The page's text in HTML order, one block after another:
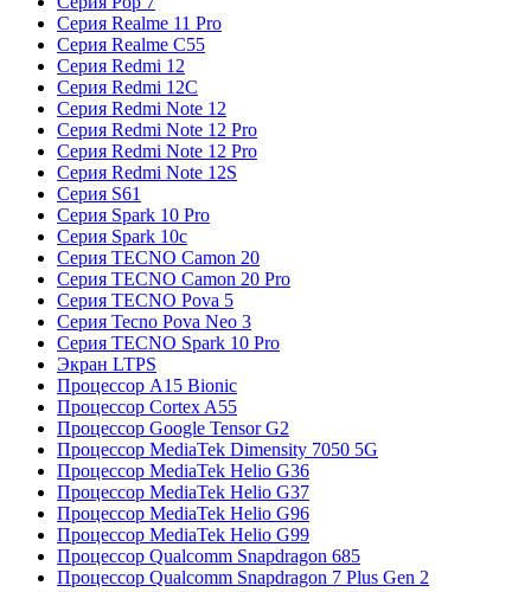
Серия Realme 11 Pro
Серия Realme C55
Серия Redmi 12
Серия Redmi 12C
Серия Redmi Note 12
Серия Redmi Note 12 Pro
Серия Redmi Note 12 Pro
Серия Redmi Note 12S
Серия S61
Серия Spark 10 Pro
Серия Spark 10c
Серия TECNO Camon 20
Серия TECNO Camon 20 Pro
Серия TECNO Pova 5
Серия Tecno Pova Neo 3
Серия TECNO Spark 10 Pro
Экран LTPS
Процессор A15 Bionic
Процессор Cortex A55
Процессор Google Tensor G2
Процессор MediaTek Dimensity 7050 5G
Процессор MediaTek Helio G36
Процессор MediaTek Helio G37
Процессор MediaTek Helio G96
Процессор MediaTek Helio G99
Процессор Qualcomm Snapdragon 685
Процессор Qualcomm Snapdragon 7 Plus Gen 2